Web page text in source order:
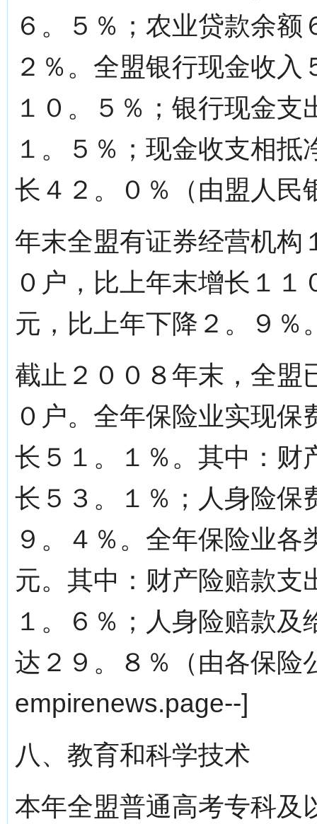
６。５％；农业贷款余
２％。全盟银行现金收
１０。５％；银行现金
１。５％；现金收支相
长４２。０％（由盟人民
年末全盟有证券经营机构
０户，比上年末增长１
元，比上年下降２。９％
截止２００８年末，全盟
０户。全年保险业实现
长５１。１％。其中：财
长５３。１％；人身险保
９。４％。全年保险业
元。其中：财产险赔款支
１。６％；人身险赔款
达２９。８％（由各保险
empirenews.page--]
八、教育和科学技术
本年全盟普通高考专科及